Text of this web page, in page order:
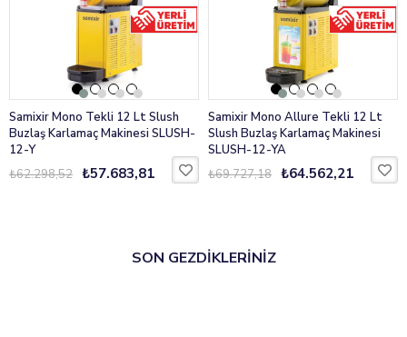
Samixir Mono Tekli 12 Lt Slush
Buzlaş Karlamaç Makinesi SLUSH-
12-Y
₺57.683,81
₺62.298,52
Samixir Mono Allure Tekli 12 Lt
Slush Buzlaş Karlamaç Makinesi
SLUSH-12-YA
₺64.562,21
₺69.727,18
SON GEZDİKLERİNİZ